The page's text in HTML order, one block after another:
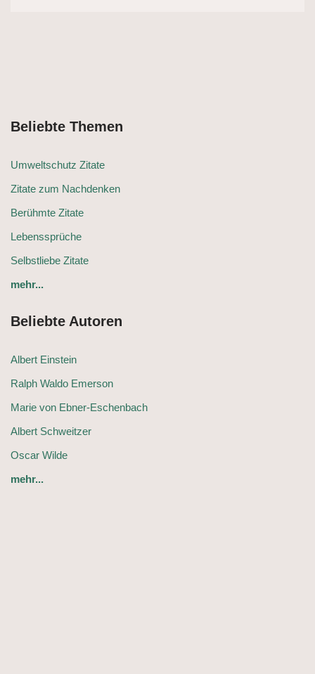
Beliebte Themen
Umweltschutz Zitate
Zitate zum Nachdenken
Berühmte Zitate
Lebenssprüche
Selbstliebe Zitate
mehr...
Beliebte Autoren
Albert Einstein
Ralph Waldo Emerson
Marie von Ebner-Eschenbach
Albert Schweitzer
Oscar Wilde
mehr...